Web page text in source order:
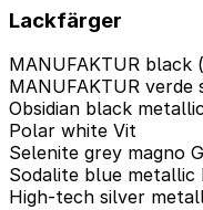
Lackfärger
MANUFAKTUR black
MANUFAKTUR verde
Obsidian black
Polar white Vit
Selenite grey magno
Sodalite blue metallic
High-tech silver